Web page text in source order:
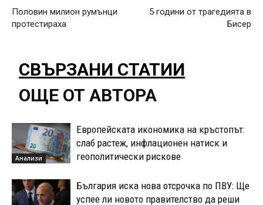
Половин милион румънци
протестираха
5 години от трагедията в
Бисер
СВЪРЗАНИ СТАТИИ
ОЩЕ ОТ АВТОРА
Анализи
Европейската икономика на кръстопът:
слаб растеж, инфлационен натиск и
геополитически рискове
България иска нова отсрочка по ПВУ: Ще
успее ли новото правителство да реши